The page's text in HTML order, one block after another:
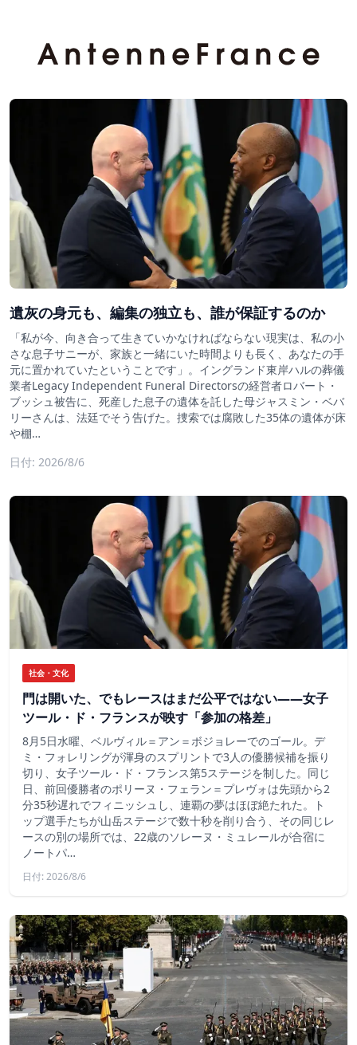
遺灰の身元も、編集の独立も、誰が保証するのか
「私が今、向き合って生きていかなければならない現実は、私の小
さな息子サニーが、家族と一緒にいた時間よりも長く、あなたの手
元に置かれていたということです」。イングランド東岸ハルの葬儀
業者Legacy Independent Funeral Directorsの経営者ロバート・
ブッシュ被告に、死産した息子の遺体を託した母ジャスミン・ベバ
リーさんは、法廷でそう告げた。捜索では腐敗した35体の遺体が床
や棚…
日付: 2026/8/6
社会・文化
門は開いた、でもレースはまだ公平ではない――女子
ツール・ド・フランスが映す「参加の格差」
8月5日水曜、ベルヴィル＝アン＝ボジョレーでのゴール。デ
ミ・フォレリングが渾身のスプリントで3人の優勝候補を振り
切り、女子ツール・ド・フランス第5ステージを制した。同じ
日、前回優勝者のポリーヌ・フェラン＝プレヴォは先頭から2
分35秒遅れでフィニッシュし、連覇の夢はほぼ絶たれた。ト
ップ選手たちが山岳ステージで数十秒を削り合う、その同じレ
ースの別の場所では、22歳のソレーヌ・ミュレールが合宿に
ノートパ…
日付: 2026/8/6